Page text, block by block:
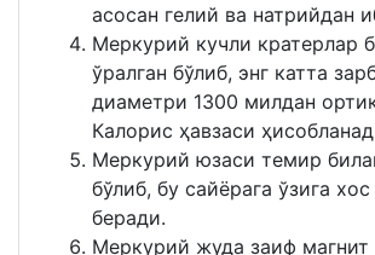
асосан гелий ва натрийдан
Меркурий кучли кратерлар
ўралган бўлиб, энг катта
диаметри 1300 милдан
Калорис ҳавзаси
Меркурий юзаси темир
бўлиб, бу сайёрага ўзига
беради.
Меркурий жуда заиф магнит